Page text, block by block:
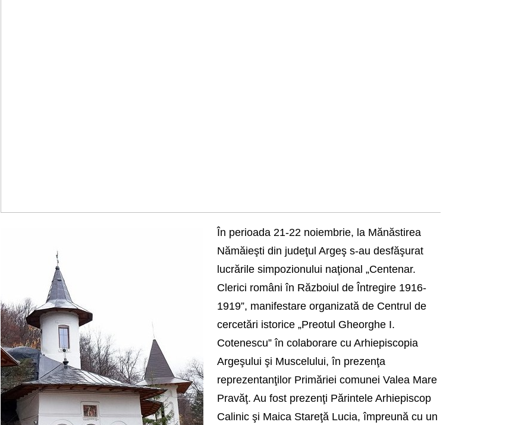
În perioada 21-22 noiembrie, la Mănăstirea
Nămăieşti din judeţul Argeş s-au desfăşurat
lucrările simpozionului naţional „Centenar.
Clerici români în Războiul de Întregire 1916-
1919”, manifestare organizată de Centrul de
cercetări istorice „Preotul Gheorghe I.
Cotenescu” în colaborare cu Arhiepiscopia
Argeşului şi Muscelului, în prezenţa
reprezentanţilor Primăriei comunei Valea Mare
Pravăţ. Au fost prezenţi Părintele Arhiepiscop
Calinic şi Maica Stareţă Lucia, împreună cu un